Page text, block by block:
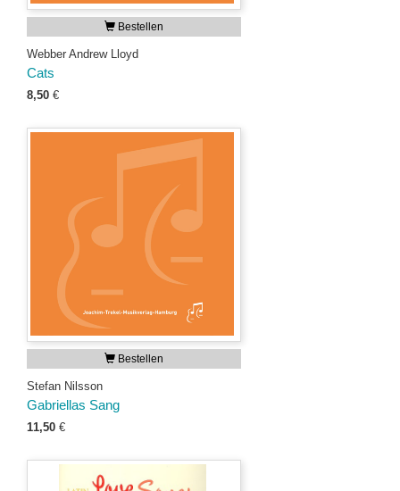
Bestellen
Webber Andrew Lloyd
Cats
8,50 €
Bestellen
Stefan Nilsson
Gabriellas Sang
11,50 €